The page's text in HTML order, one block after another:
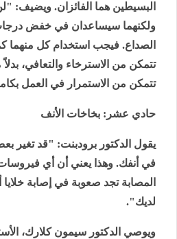
البسيطين هما الفائزان. ويضيف:
ولكنهما سيساعدان في خفض
الصداع. فيجب استخدام كل
تتمكن من الاسترخاء والتعافي،
تتمكن من الاستمرار في العمل
حادي عشر: بخاخات الأنف
يقول الدكتور برودبنت: "قد تغير
في أنفك. وهذا يعني أن أي
المصابة تجد صعوبة في إصابة
لديك".
ويوصي الدكتور سيمون كلارك،